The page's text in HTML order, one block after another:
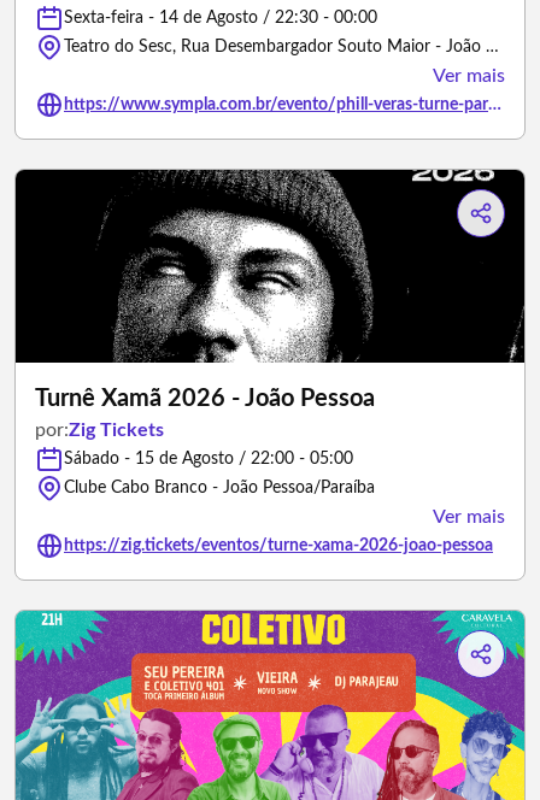
Sexta-feira - 14 de Agosto / 22:30 - 00:00
Teatro do Sesc, Rua Desembargador Souto Maior - João Pessoa/Paraíba
Ver mais
https://www.sympla.com.br/evento/phill-veras-turne-particular-joao-pessoa-pb/3450955
Turnê Xamã 2026 - João Pessoa
por:Zig Tickets
Sábado - 15 de Agosto / 22:00 - 05:00
Clube Cabo Branco - João Pessoa/Paraíba
Ver mais
https://zig.tickets/eventos/turne-xama-2026-joao-pessoa